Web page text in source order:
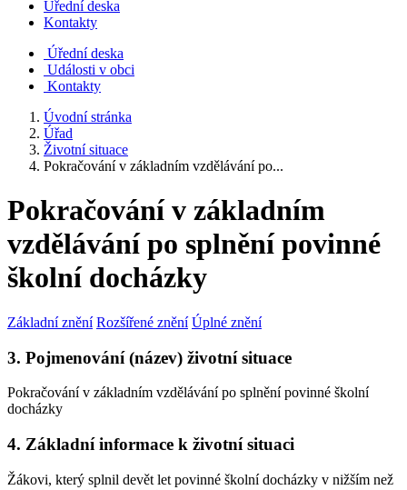
Úřední deska
Kontakty
Úřední deska
Události v obci
Kontakty
Úvodní stránka
Úřad
Životní situace
Pokračování v základním vzdělávání po...
Pokračování v základním
vzdělávání po splnění povinné
školní docházky
Základní znění Rozšířené znění Úplné znění
3. Pojmenování (název) životní situace
Pokračování v základním vzdělávání po splnění povinné školní
docházky
4. Základní informace k životní situaci
Žákovi, který splnil devět let povinné školní docházky v nižším než